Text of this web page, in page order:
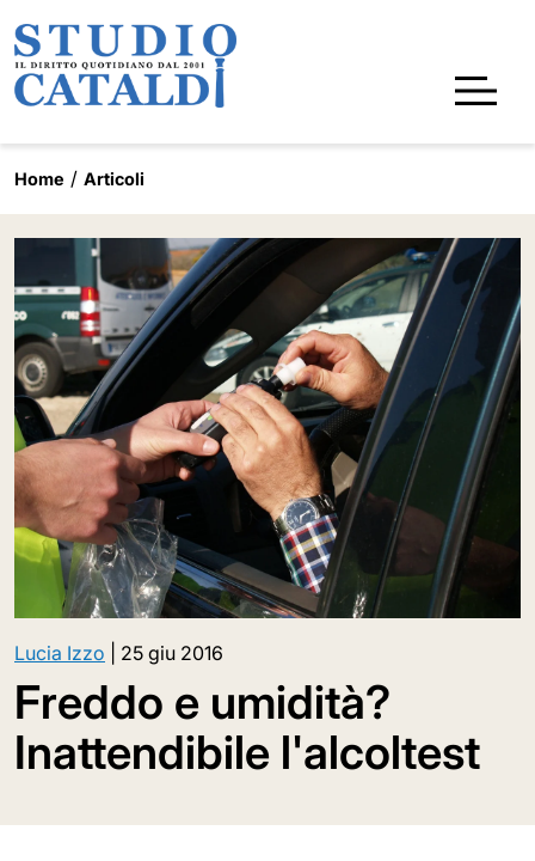
Home Articoli
Lucia Izzo 25 giu 2016
Freddo e umidità?
Inattendibile l'alcoltest